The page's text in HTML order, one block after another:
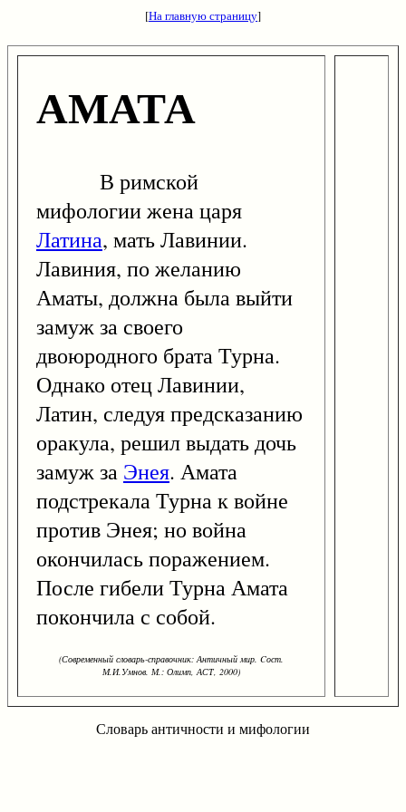
[На главную страницу]
АМАТА
В римской
мифологии жена царя
Латина, мать Лавинии.
Лавиния, по желанию
Аматы, должна была выйти
замуж за своего
двоюродного брата Турна.
Однако отец Лавинии,
Латин, следуя предсказанию
оракула, решил выдать дочь
замуж за Энея. Амата
подстрекала Турна к войне
против Энея; но война
окончилась поражением.
После гибели Турна Амата
покончила с собой.
(Современный словарь-справочник: Античный мир. Cост.
М.И.Умнов. М.: Олимп, АСТ, 2000)
Словарь античности и мифологии